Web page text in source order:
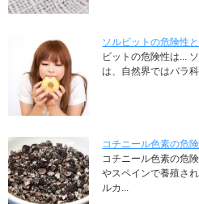
ソルビットの危険性
ビットの危険性は...
は、自然界ではバラ
コチニール色素の危
コチニール色素の危
やスペインで養殖さ
ルカ...